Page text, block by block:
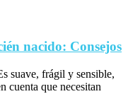
nacido: Consejos
suave, frágil y sensible,
cuenta que necesitan